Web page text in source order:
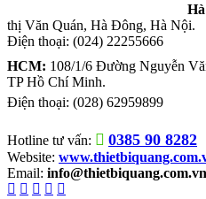
thị Văn Quán, Hà Đông, Hà Nội.
Điện thoại: (024) 22255666
HCM: 108/1/6 Đường Nguyễn
TP Hồ Chí Minh.
Điện thoại: (028) 62959899
Hotline tư vấn: 0385 90 8282
Website:
Email: info@thietbiquang.com.vn